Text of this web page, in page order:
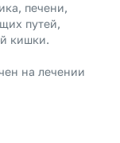
печени,
путей,
кишки.
на лечении